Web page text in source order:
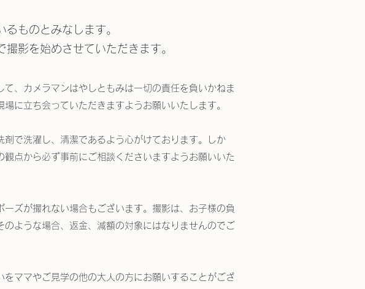
ものとみなします。
影を始めさせていただきます。
、カメラマンはやしともみは一切の責任を負いかねま
に立ち会っていただきますようお願いいたします。
で洗濯し、清潔であるよう心がけております。しか
点から必ず事前にご相談くださいますようお願いいた
ズが撮れない場合もございます。撮影は、お子様の負
ような場合、返金、減額の対象にはなりませんのでご
ママやご見学の他の大人の方にお願いすることがござ